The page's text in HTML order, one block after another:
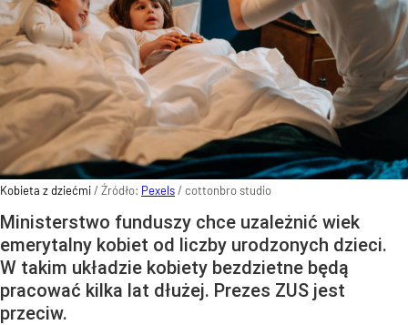
Kobieta z dziećmi/ Źródło: Pexels/ cottonbro studio
Ministerstwo funduszy chce uzależnić wiek
emerytalny kobiet od liczby urodzonych dzieci.
W takim układzie kobiety bezdzietne będą
pracować kilka lat dłużej. Prezes ZUS jest
przeciw.